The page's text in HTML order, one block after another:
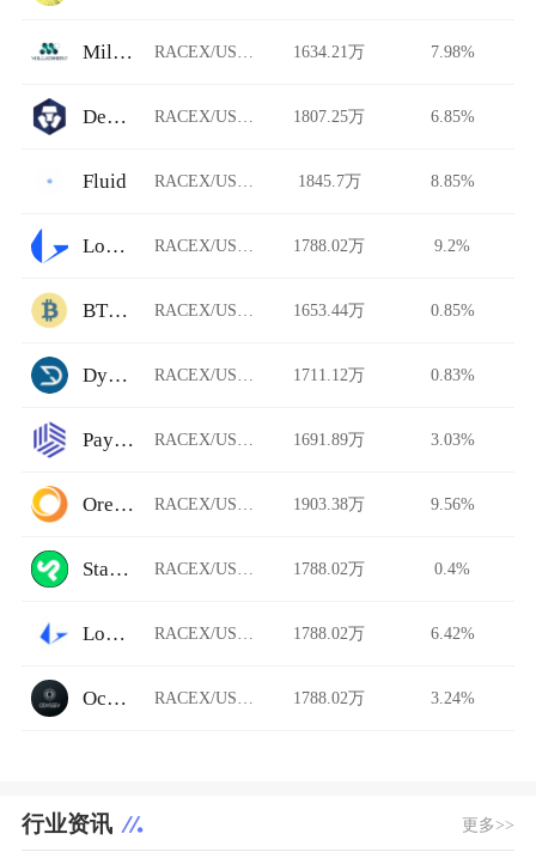
Millionero 1634.21万 7.98%
DeFi Swap 1807.25万 6.85%
Fluid 1845.7万 8.85%
Loopring 1788.02万 9.2%
BTCTradeUA 1653.44万 0.85%
Dystopia 1711.12万 0.83%
Paymium 1691.89万 3.03%
Ore.Bz 1903.38万 9.56%
StarkDefi 1788.02万 0.4%
Loopring AMM 1788.02万 6.42%
Ocnex 1788.02万 3.24%
行业资讯 更多>>